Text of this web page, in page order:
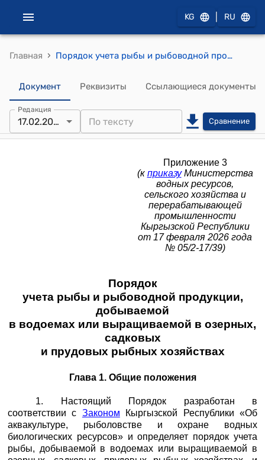
KG RU
Главная › Порядок учета рыбы и рыбоводной продукции, добываемой в водоемах или выращиваемой в озерных, садковых и прудовых рыбных хозяйствах (Приложение 3 к приказу Министерства водных ресурсов, сельского хозяйства и перерабатывающей промышленности Кыргызской Республики от 17 февраля 2026 года № 05/2-17/39)
Документ Реквизиты Ссылающиеся документы
Редакция
17.02.2026 Сравнение